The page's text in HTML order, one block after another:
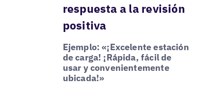
respuesta a la revisión
positiva
Ejemplo: «¡Excelente estación
de carga! ¡Rápida, fácil de
usar y convenientemente
ubicada!»